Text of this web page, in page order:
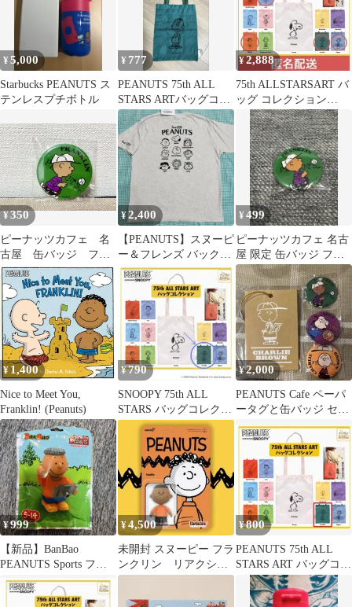
¥5,000
Starbucks PEANUTS ス
テンレスプチボトル
¥ 777
PEANUTS 75th ALL
STARS ARTバッグコレ
クション
¥2,888
75th ALLSTARSART バ
ッグ コレクション
PEANUTS ガチャ
¥350
ピーナッツカフェ 名
古屋 缶バッジ フラ
ンクリン peanuts スヌ
ーピー
¥2,400
【PEANUTS】スヌーピ
ー＆フレンズ バック刺
繍Tシャツ■メンズLサ
イズ
¥499
ピーナッツカフェ 名古
屋 限定 缶バッジ フラ
ンクリン
¥ 1,400
Nice to Meet You,
Franklin! (Peanuts)
¥790
SNOOPY 75th ALL
STARS バッグコレクシ
ョン[フランクリン]
¥2,000
PEANUTS Cafe ペーパ
ータグと缶バッジ セッ
ト
¥999
【新品】BanBao
PEANUTS Sports フラ
ンクリン フィギュア
¥4,500
未開封 スヌーピー フラ
ンクリン リアクショ
ンフィギュア
¥800
PEANUTS 75th ALL
STARS ART バッグコレ
クション